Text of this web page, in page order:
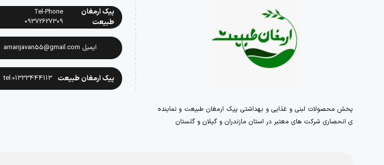
پخش محصولات لبنی و غذایی و بهداشتی پیک ارمغان طبیعت و نماینده
ی انحصاری شرکت های معتبر در استان مازندران و گیلان و گلستان
پیک ارمغان
طبیعت
Tel-Phone
09372627309
ایمیل arnanjavan55@gmail.com
پیک ارمغان طبیعت tel:01333444113